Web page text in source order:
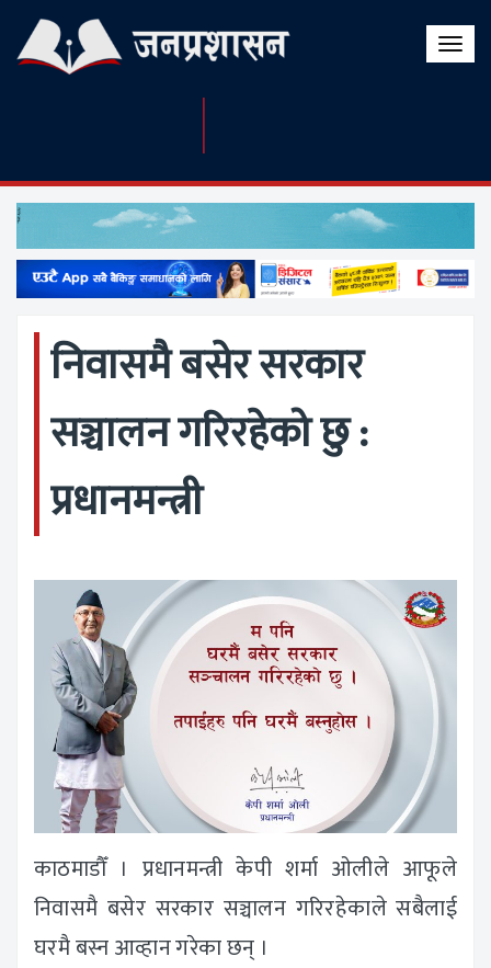
Toggle
निवासमै बसेर सरकार
सञ्चालन गरिरहेको छु :
प्रधानमन्त्री
काठमाडौँ । प्रधानमन्त्री केपी शर्मा ओलीले आफूले
निवासमै बसेर सरकार सञ्चालन गरिरहेकाले सबैलाई
घरमै बस्न आव्हान गरेका छन् ।